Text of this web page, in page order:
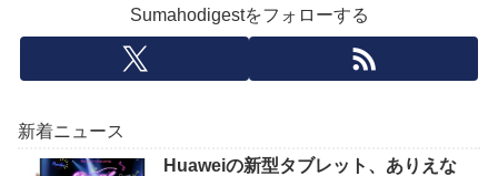
Sumahodigestをフォローする
新着ニュース
Huaweiの新型タブレット、ありえな